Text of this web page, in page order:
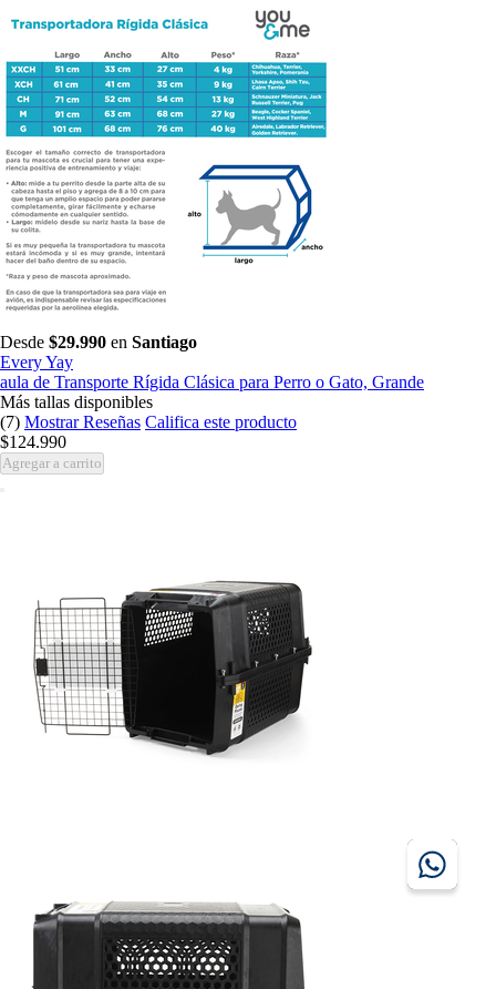
Desde $29.990 en Santiago
Every Yay
aula de Transporte Rígida Clásica para Perro o Gato, Grande
Más tallas disponibles
(7) Mostrar Reseñas Califica este producto
$124.990
Agregar a carrito